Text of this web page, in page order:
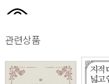
관련상품